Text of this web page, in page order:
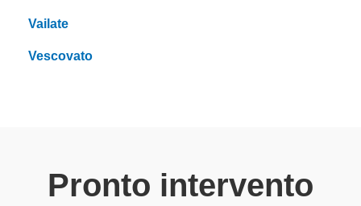
Vailate
Vescovato
Pronto intervento